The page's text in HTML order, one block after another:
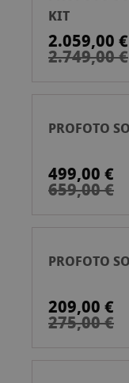
KIT
2.059,00 €
2.749,00 €
PROFOTO
499,00 €
659,00 €
PROFOTO
209,00 €
275,00 €